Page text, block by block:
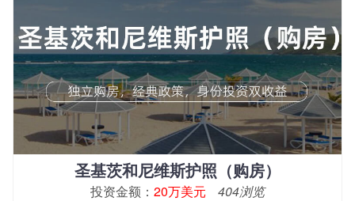
圣基茨和尼维斯护照（购房）
投资金额： 20万美元 404浏览